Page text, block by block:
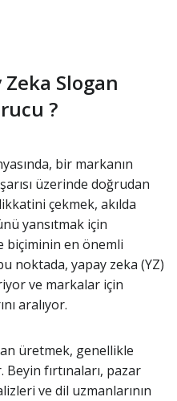
Slogan
?
bir markanın
üzerinde doğrudan
çekmek, akılda
yansıtmak için
biçiminin en önemli
noktada, yapay zeka (YZ)
ve markalar için
aralıyor.
üretmek, genellikle
fırtınaları, pazar
ve dil uzmanlarının